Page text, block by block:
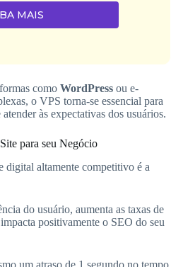
MAIS
como WordPress ou e-
o VPS torna-se essencial para
às expectativas dos usuários.
para seu Negócio
digital altamente competitivo é a
do usuário, aumenta as taxas de
positivamente o SEO do seu
um atraso de 1 segundo no tempo